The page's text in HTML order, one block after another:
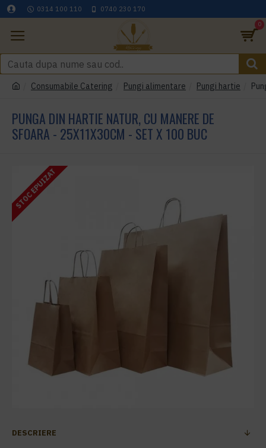
0314 100 110 0740 230 170
0
Consumabile Catering Pungi alimentare Pungi hartie
PUNGA DIN HARTIE NATUR, CU MANERE DE
SFOARA - 25X11X30CM - SET X 100 BUC
STOC EPUIZAT
DESCRIERE